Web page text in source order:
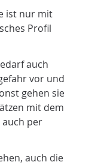
ist nur mit
Profil
auch
vor und
gehen sie
mit dem
per
auch die